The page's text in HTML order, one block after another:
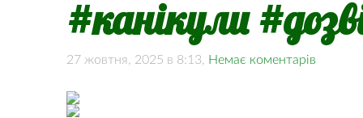
#канікули
27 жовтня, 2025 в 8:13, Немає коментарів